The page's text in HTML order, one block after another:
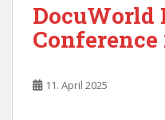
DocuWorld
11. April 2025